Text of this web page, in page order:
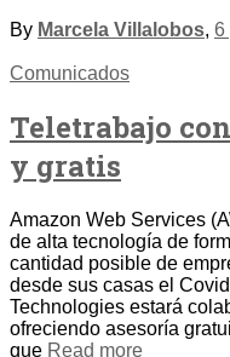
By Marcela Villalobos, 6
Comunicados
Teletrabajo
y gratis
Amazon Web Services
de alta tecnología de
cantidad posible de
desde sus casas el
Technologies estará
ofreciendo asesoría
que Read more